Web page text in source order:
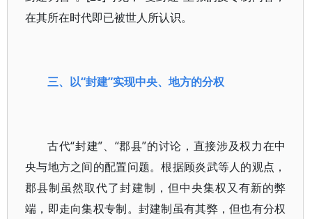
在其所在时代即已被世人所认识。
三、以“封建”实现中央、地方的分权
古代“封建”、“郡县”的讨论，直接涉及权力在中
央与地方之间的配置问题。根据顾炎武等人的观点，
郡县制虽然取代了封建制，但中央集权又有新的弊
端，即走向集权专制。封建制虽有其弊，但也有分权